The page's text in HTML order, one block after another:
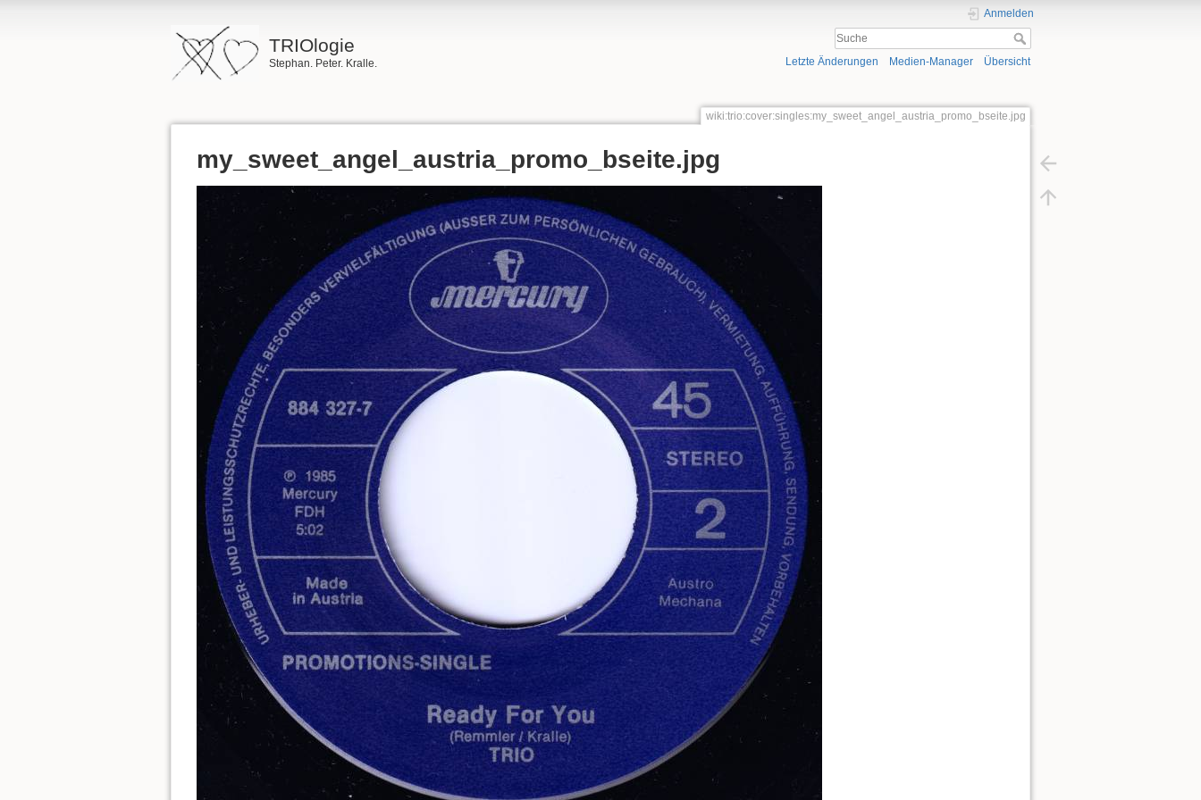
TRIOlogie
Stephan. Peter. Kralle.
Anmelden
Letzte Änderungen Medien-Manager Übersicht
wiki:trio:cover:singles:my_sweet_angel_austria_promo_bseite.jpg
my_sweet_angel_austria_promo_bseite.jpg